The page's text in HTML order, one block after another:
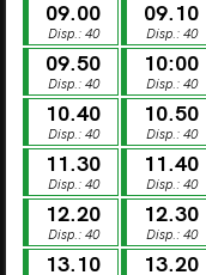
Legenda
Disponibile
Visita guidata percorso
Visita guidata mostra
M
LUN
27
MAR
28
MER
09.00
Disp.: 40
09.10
Disp.: 40
09.50
Disp.: 40
10:00
Disp.: 40
10.40
Disp.: 40
10.50
Disp.: 40
11.30
Disp.: 40
11.40
Disp.: 40
12.20
Disp.: 40
12.30
Disp.: 40
13.10 13.20